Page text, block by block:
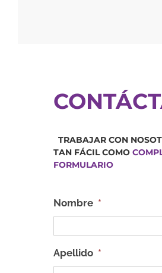
TRABAJAR CON
TAN FÁCIL COMO
FORMULARIO
Nombre *
Apellido *